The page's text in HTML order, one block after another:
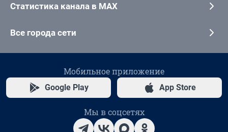
Статистика канала в MAX
Все города сети
Мобильное приложение
Google Play App Store
Мы в соцсетях